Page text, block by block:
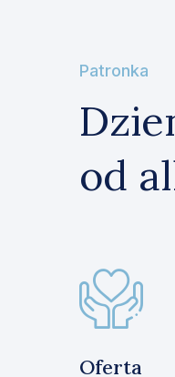
Patronka
od
Oferta